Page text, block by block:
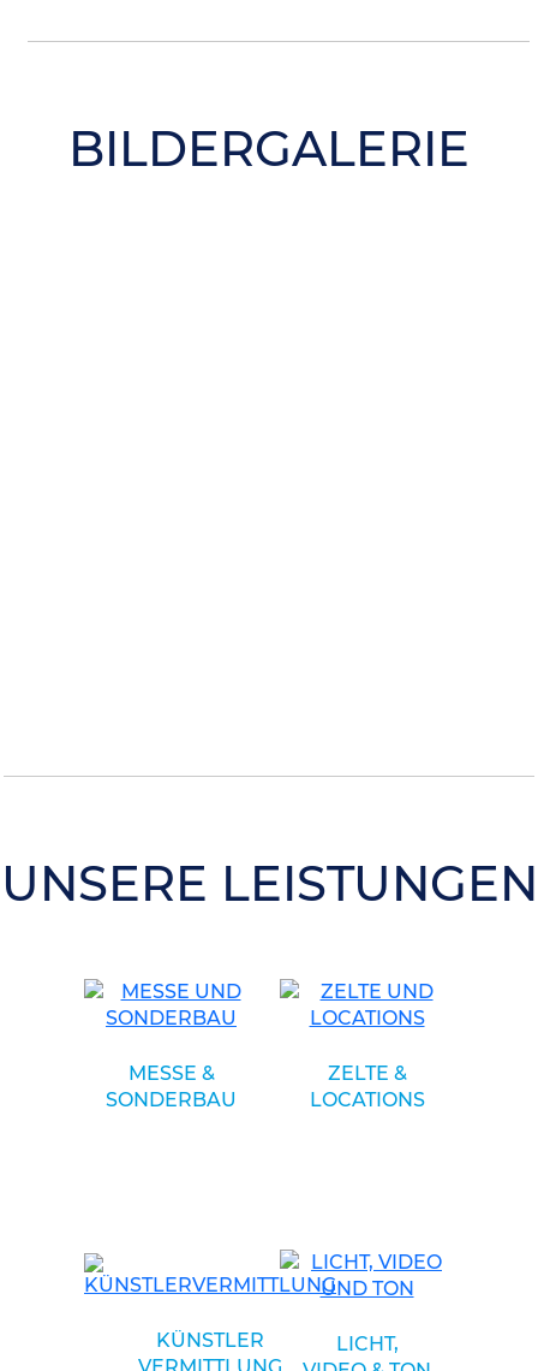
BILDERGALERIE
UNSERE LEISTUNGEN
MESSE &
SONDERBAU
ZELTE &
LOCATIONS
KÜNSTLER
LICHT,